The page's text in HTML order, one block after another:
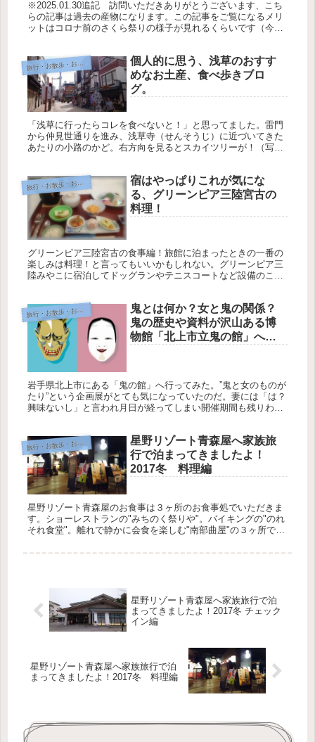
※2025.01.30追記 訪問いただきありがとうございます、こち
らの記事は過去の産物になります。この記事をご覧になるメリ
ットはコロナ前のさくら祭りの様子が見れるくらいです（今は
旅
行・お散歩・おでかけ
個人的に思う、浅草のおすす
めなお土産、食べ歩きブロ
グ。
「浅草に行ったらコレを食べないと！」と思ってました。雷門
から仲見世通りを進み、浅草寺（せんそうじ）に近づいてきた
あたりの小路のかど。右方向を見るとスカイツリーが！（写
旅
行・お散歩・おでかけ
宿はやっぱりこれが気にな
る、グリーンピア三陸宮古の
料理！
グリーンピア三陸宮古の食事編！旅館に泊まったときの一番の
楽しみは料理！と言ってもいいかもしれない。グリーンピア三
陸みやこに宿泊してドッグランやテニスコートなど設備のこと
旅
行・お散歩・おでかけ
鬼とは何か？女と鬼の関係？
鬼の歴史や資料が沢山ある博
物館「北上市立鬼の館」へ行
岩手県北上市にある「鬼の館」へ行ってみた。”鬼と女のものが
たり”という企画展がとても気になっていたのだ。妻には「は？
興味ないし」と言われ月日が経ってしまい開催期間も残りわず
旅
行・お散歩・おでかけ
星野リゾート青森屋へ家族旅
行で泊まってきましたよ！
2017冬 料理編
星野リゾート青森屋のお食事は３ヶ所のお食事処でいただきま
す。ショーレストランの"みちのく祭りや"。バイキングの"のれ
それ食堂"。離れで静かに会食を楽しむ"南部曲屋"の３ヶ所で
星野リゾート青森屋へ家族旅行で泊
まってきましたよ！2017冬 チェック
イン編
星野リゾート青森屋へ家族旅行で泊
まってきましたよ！2017冬 料理編